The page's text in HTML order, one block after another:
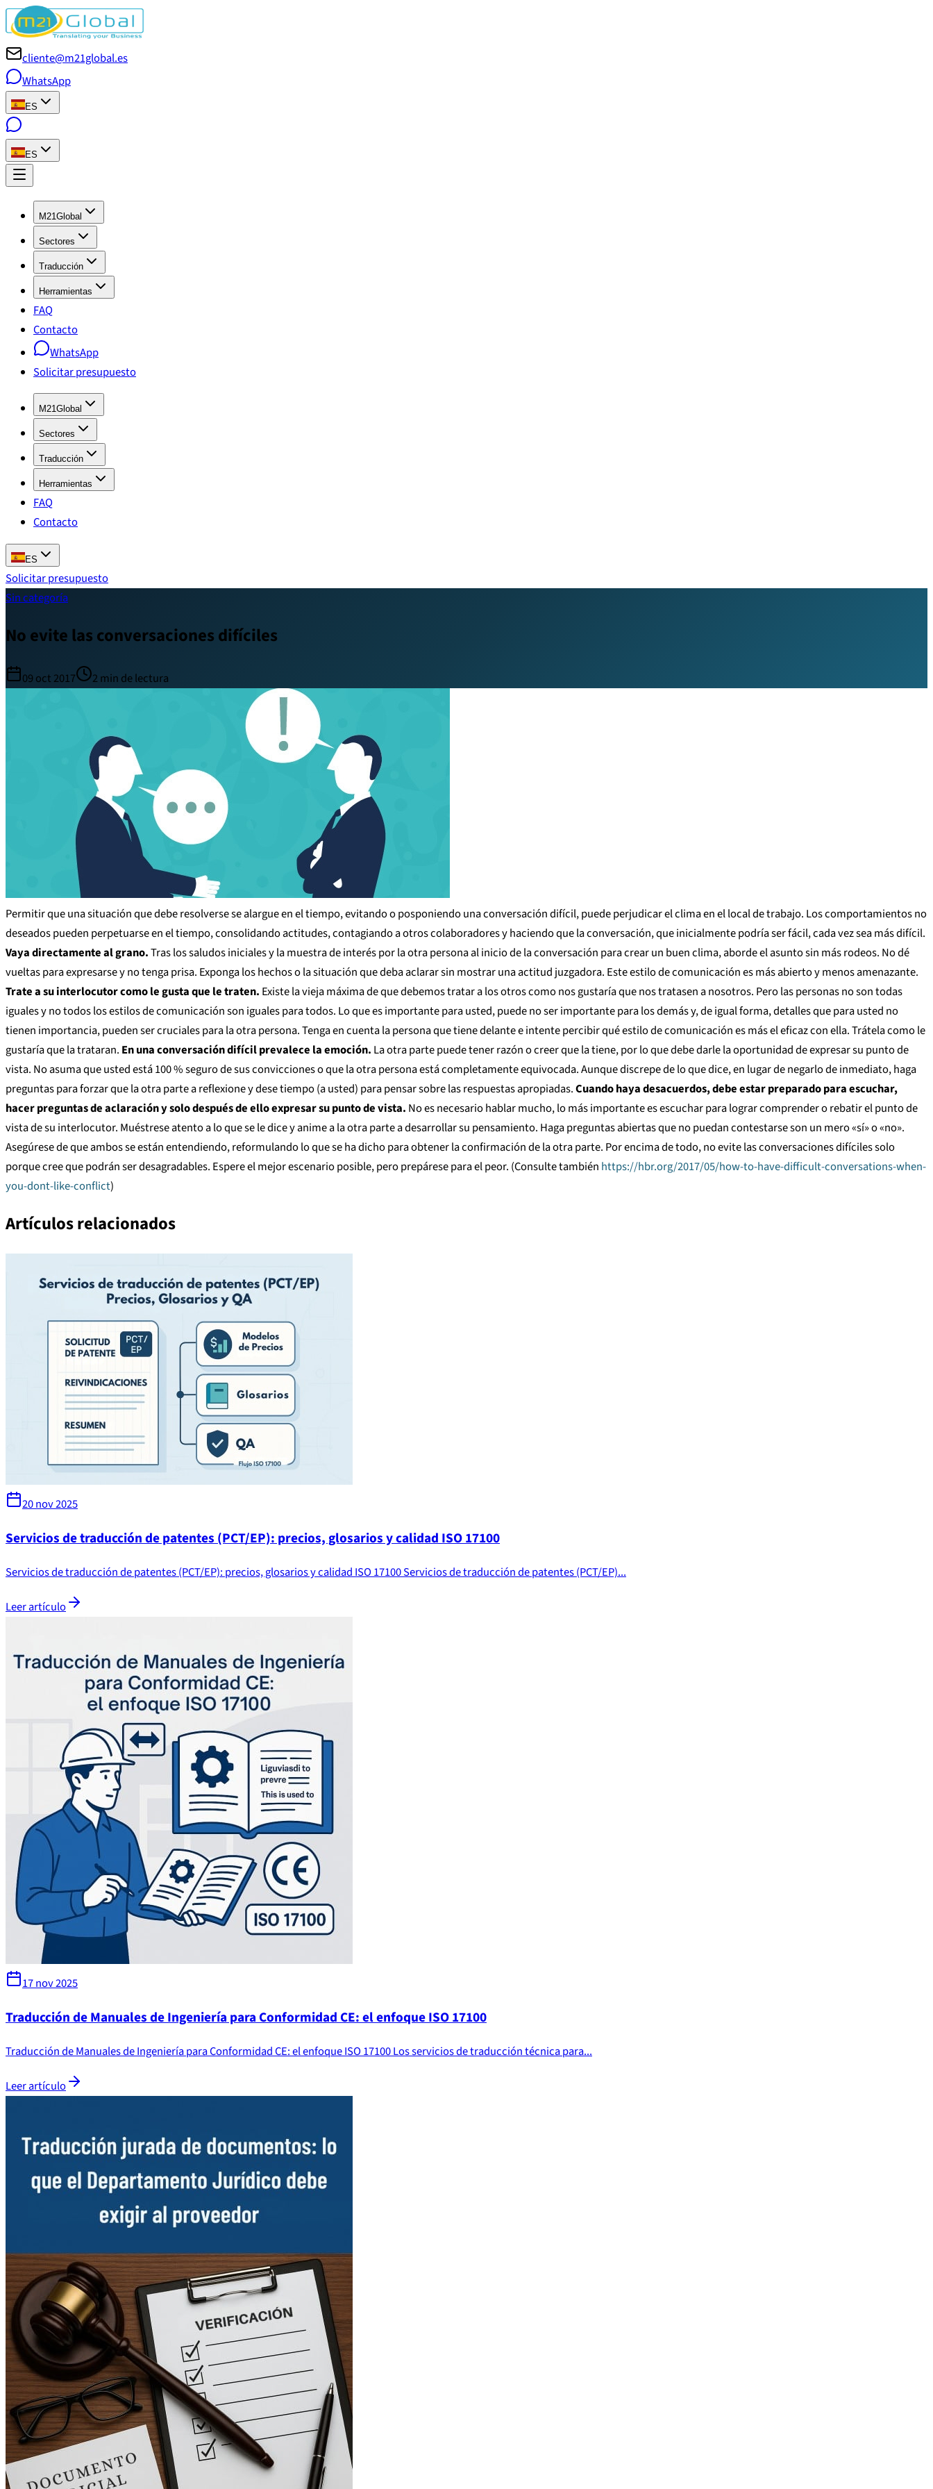
cliente@m21global.es
WhatsApp
ES
ES
M21Global
Sectores
Traducción
Herramientas
FAQ
Contacto
WhatsApp
Solicitar presupuesto
M21Global
Sectores
Traducción
Herramientas
FAQ
Contacto
ES
Solicitar presupuesto
Sin categoría
No evite las conversaciones difíciles
09 oct 2017 2min de lectura
Permitir que una situación que debe resolverse se alargue en el tiempo, evitando o posponiendo una conversación difícil, puede perjudicar el clima en el local de trabajo. Los comportamientos no
deseados pueden perpetuarse en el tiempo, consolidando actitudes, contagiando a otros colaboradores y haciendo que la conversación, que inicialmente podría ser fácil, cada vez sea más difícil.
Vaya directamente al grano.Tras los saludos iniciales y la muestra de interés por la otra persona al inicio de la conversación para crear un buen clima, aborde el asunto sin más rodeos. No dé
vueltas para expresarse y no tenga prisa. Exponga los hechos o la situación que deba aclarar sin mostrar una actitud juzgadora. Este estilo de comunicación es más abierto y menos amenazante.
Trate a su interlocutor como le gusta que le traten. Existe la vieja máxima de que debemos tratar a los otros como nos gustaría que nos tratasen a nosotros. Pero las personas no son todas
iguales y no todos los estilos de comunicación son iguales para todos. Lo que es importante para usted, puede no ser importante para los demás y, de igual forma, detalles que para usted no
tienen importancia, pueden ser cruciales para la otra persona. Tenga en cuenta la persona que tiene delante e intente percibir qué estilo de comunicación es más el eficaz con ella. Trátela como le
gustaría que la trataran. En una conversación difícil prevalece la emoción. La otra parte puede tener razón o creer que la tiene, por lo que debe darle la oportunidad de expresar su punto de
vista. No asuma que usted está 100 % seguro de sus convicciones o que la otra persona está completamente equivocada. Aunque discrepe de lo que dice, en lugar de negarlo de inmediato, haga
preguntas para forzar que la otra parte a reflexione y dese tiempo (a usted) para pensar sobre las respuestas apropiadas.Cuando haya desacuerdos, debe estar preparado para escuchar,
hacer preguntas de aclaración y solo después de ello expresar su punto de vista. No es necesario hablar mucho, lo más importante es escuchar para lograr comprender o rebatir el punto de
vista de su interlocutor. Muéstrese atento a lo que se le dice y anime a la otra parte a desarrollar su pensamiento. Haga preguntas abiertas que no puedan contestarse son un mero «sí» o «no».
Asegúrese de que ambos se están entendiendo, reformulando lo que se ha dicho para obtener la confirmación de la otra parte. Por encima de todo, no evite las conversaciones difíciles solo
porque cree que podrán ser desagradables. Espere el mejor escenario posible, pero prepárese para el peor. (Consulte también https://hbr.org/2017/05/how-to-have-difficult-conversations-when-
you-dont-like-conflict)
Artículos relacionados
20 nov 2025
Servicios de traducción de patentes (PCT/EP): precios, glosarios y calidad ISO 17100
Servicios de traducción de patentes (PCT/EP): precios, glosarios y calidad ISO 17100 Servicios de traducción de patentes (PCT/EP)...
Leer artículo
17 nov 2025
Traducción de Manuales de Ingeniería para Conformidad CE: el enfoque ISO 17100
Traducción de Manuales de Ingeniería para Conformidad CE: el enfoque ISO 17100 Los servicios de traducción técnica para...
Leer artículo